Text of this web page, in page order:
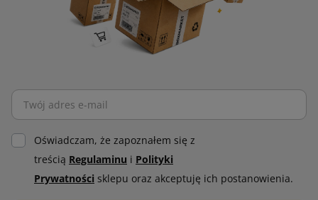
Oświadczam, że zapoznałem się z
treścią Regulaminu i Polityki
Prywatności sklepu oraz akceptuję ich postanowienia.